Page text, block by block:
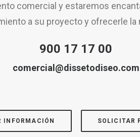
comercial y estaremos
a su proyecto y ofrecerle la
900 17 17 00
comercial@dissetodiseo.com
INFORMACIÓN SOLICITAR